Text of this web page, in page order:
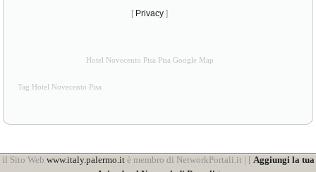
[ Privacy ]
Hotel Novecento Pisa Pisa Google Map
Tag Hotel Novecento Pisa
il Sito Web www.italy.palermo.itè membro di NetworkPortali.it | [ Aggiungi la tua